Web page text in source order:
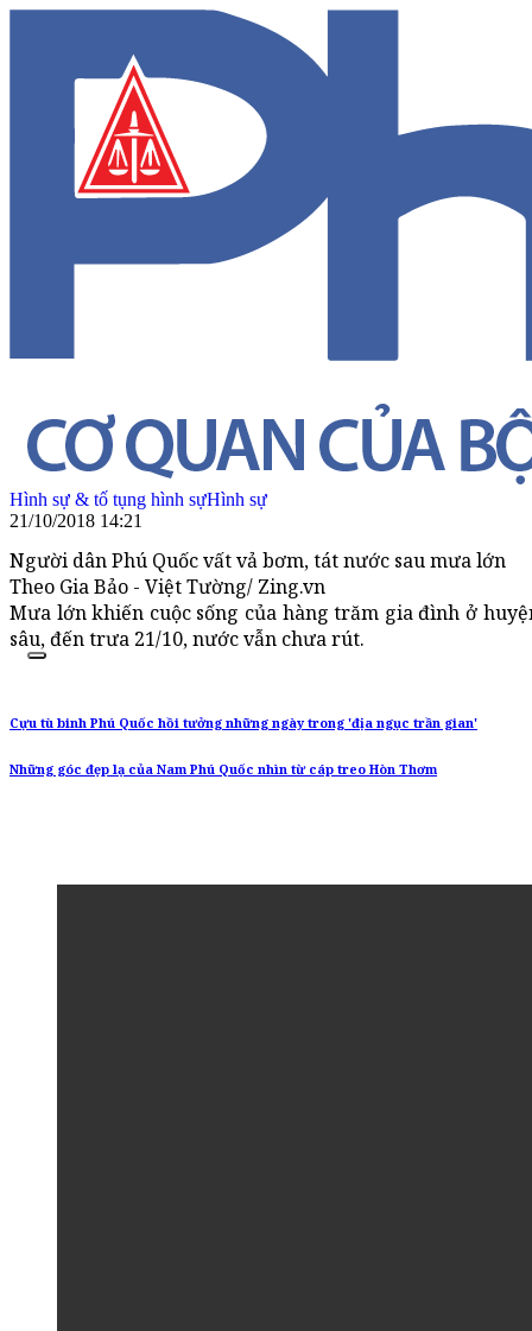
Hình sự & tố tụng hình sựHình sự
21/10/2018 14:21
Người dân Phú Quốc vất vả bơm, tát nước sau mưa lớn
Theo Gia Bảo - Việt Tường/ Zing.vn
Mưa lớn khiến cuộc sống của hàng trăm gia đình ở
sâu, đến trưa 21/10, nước vẫn chưa rút.
Cựu tù binh Phú Quốc hồi tưởng những ngày trong 'địa ngục trần gian'
Những góc đẹp lạ của Nam Phú Quốc nhìn từ cáp treo Hòn Thơm